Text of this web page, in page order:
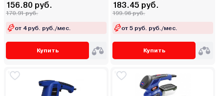
156.80 руб.
170.91 руб.
от 4 руб. руб./мес.
Купить
183.45 руб.
199.96 руб.
от 5 руб. руб./мес.
Купить